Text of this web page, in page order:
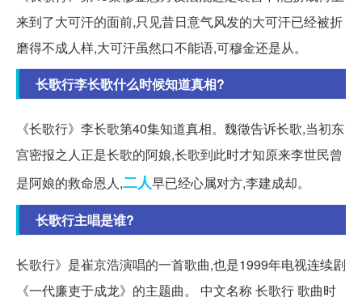
来到了大可汗的面前,只见昔日意气风发的大可汗已经被折
磨得不成人样,大可汗虽然口不能语,可穆金还是从。
长歌行李长歌什么时候知道真相?
《长歌行》李长歌第40集知道真相。魏徵告诉长歌,当初东
宫密报之人正是长歌的阿娘,长歌到此时才知原来李世民曾
是阿娘的救命恩人,二人早已经心属对方,李建成却。
长歌行主唱是谁?
长歌行》是崔京浩演唱的一首歌曲,也是1999年电视连续剧
《一代廉吏于成龙》的主题曲。 中文名称 长歌行 歌曲时